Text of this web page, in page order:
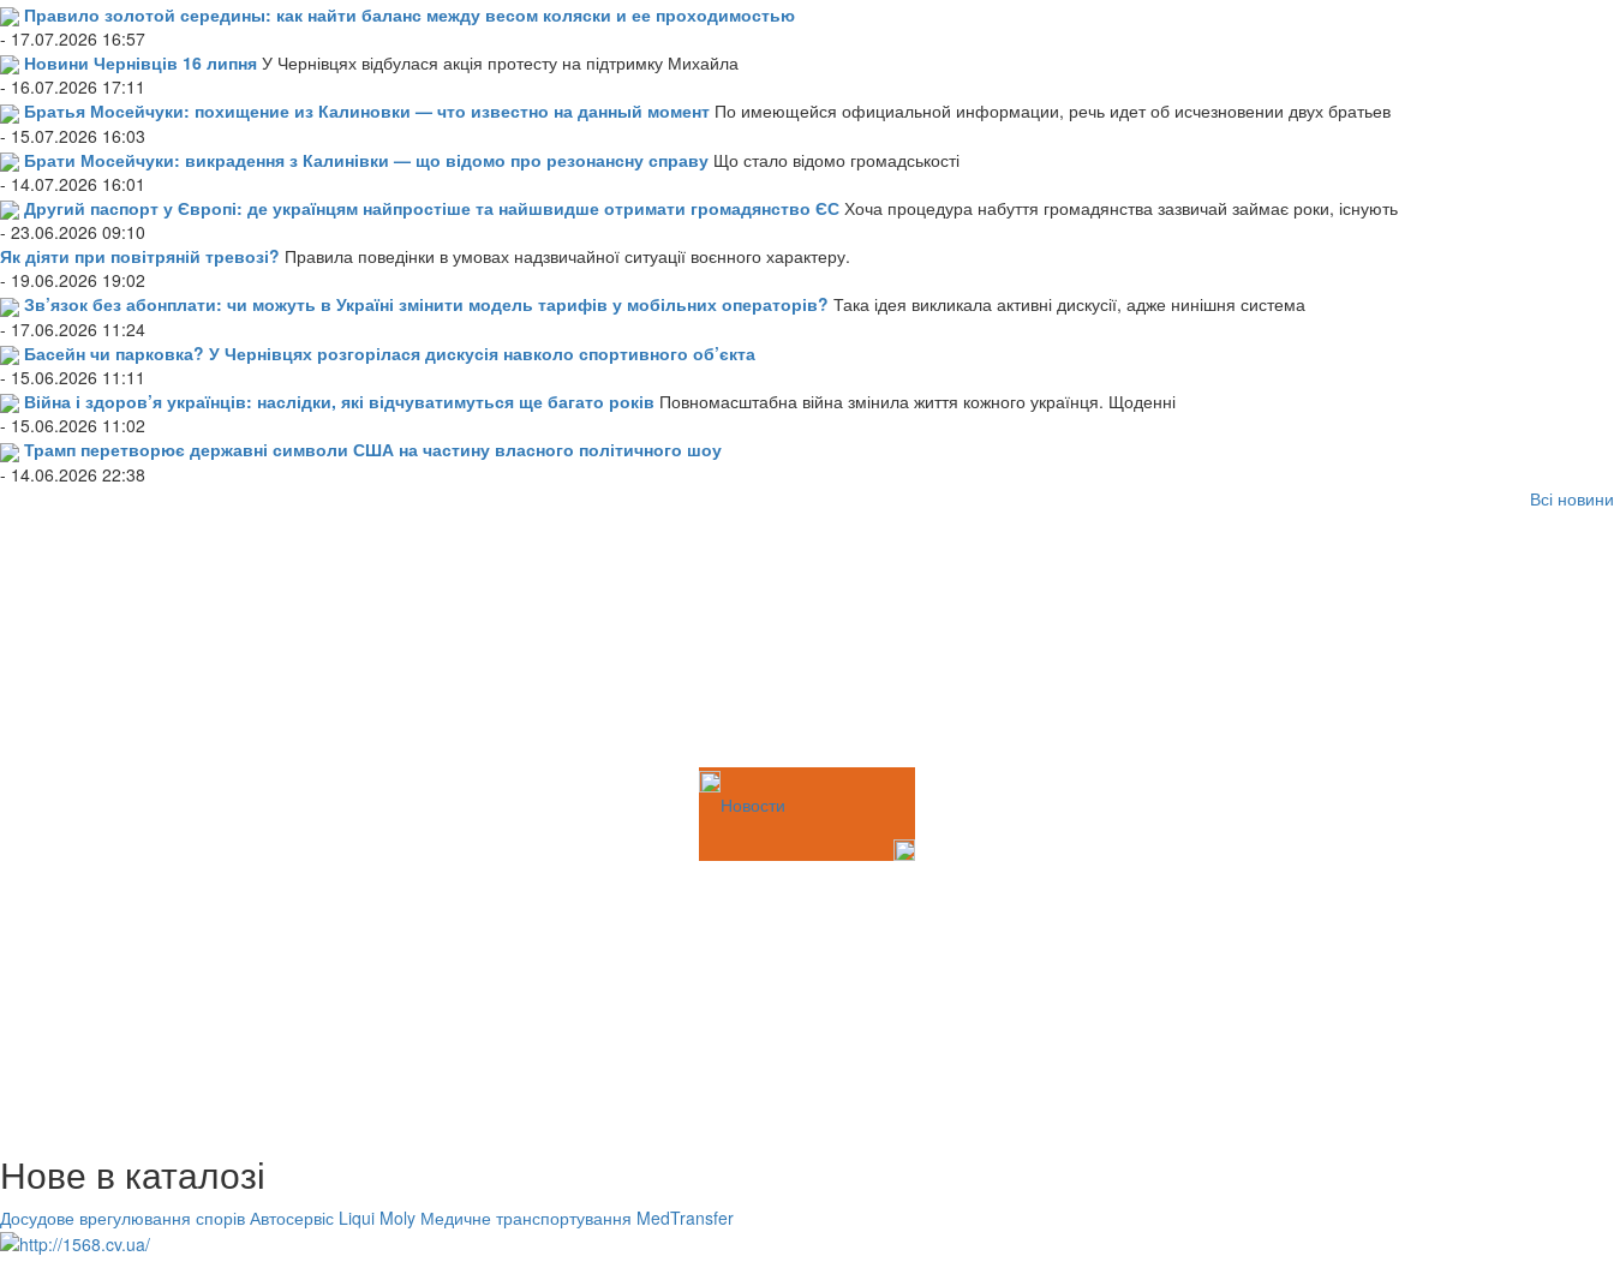
Правило золотой середины: как найти баланс между весом коляски и ее проходимостью
- 17.07.2026 16:57
Новини Чернівців 16 липня У Чернівцях відбулася акція протесту на підтримку Михайла
- 16.07.2026 17:11
Братья Мосейчуки: похищение из Калиновки — что известно на данный момент По имеющейся официальной информации, речь идет об исчезновении двух братьев
- 15.07.2026 16:03
Брати Мосейчуки: викрадення з Калинівки — що відомо про резонансну справу Що стало відомо громадськості
- 14.07.2026 16:01
Другий паспорт у Європі: де українцям найпростіше та найшвидше отримати громадянство ЄС Хоча процедура набуття громадянства зазвичай займає роки, існують
- 23.06.2026 09:10
Як діяти при повітряній тревозі? Правила поведінки в умовах надзвичайної ситуації воєнного характеру.
- 19.06.2026 19:02
Зв’язок без абонплати: чи можуть в Україні змінити модель тарифів у мобільних операторів? Така ідея викликала активні дискусії, адже нинішня система
- 17.06.2026 11:24
Басейн чи парковка? У Чернівцях розгорілася дискусія навколо спортивного об’єкта
- 15.06.2026 11:11
Війна і здоров’я українців: наслідки, які відчуватимуться ще багато років Повномасштабна війна змінила життя кожного українця. Щоденні
- 15.06.2026 11:02
Трамп перетворює державні символи США на частину власного політичного шоу
- 14.06.2026 22:38
Всі новини
Новости
Нове в каталозі
Досудове врегулювання спорів Автосервіс Liqui Moly Медичне транспортування MedTransfer